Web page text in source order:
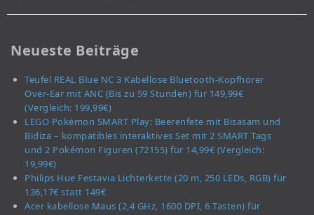
Neueste Beiträge
Teufel REAL Blue NC 3 Kabellose Bluetooth-Kopfhörer
Over-Ear mit ANC (Bis zu 59 Stunden) für 149,99€
(Vergleich: 199,99€)
LEGO Pokémon SMART Play: Beerenfete mit Bisasam und
Bidiza – kompatibles interaktives Set mit 2 SMART Tags
und 2 Pokémon Figuren (72155) für 14,99€ (Vergleich:
19,99€)
Philips Hue Festavia Lichterkette (20 m, 250 LEDs, RGB) für
136,17€ statt 149€
Acer kabellose Maus (2,4 GHz, 1600 DPI, 6 Tasten) für